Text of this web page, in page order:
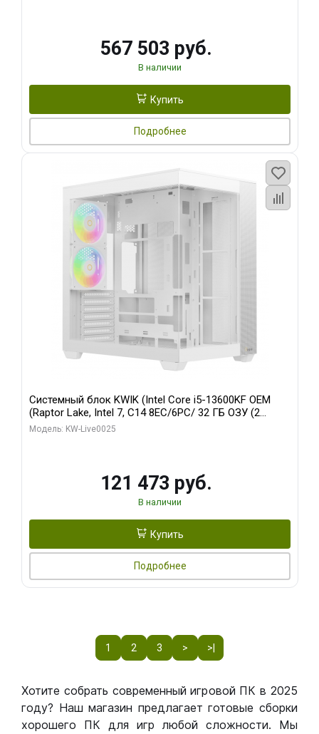
567 503 руб.
В наличии
Купить
Подробнее
Системный блок KWIK (Intel Core i5-13600KF OEM
(Raptor Lake, Intel 7, C14 8EC/6PC/ 32 ГБ ОЗУ (2
модуля)/ Gigabyte RTX5060 WINDFORCE OC 8GB
Модель: KW-Live0025
121 473 руб.
В наличии
Купить
Подробнее
1 2 3 > >|
Хотите собрать современный игровой ПК в 2025
году? Наш магазин предлагает готовые сборки
хорошего ПК для игр любой сложности. Мы